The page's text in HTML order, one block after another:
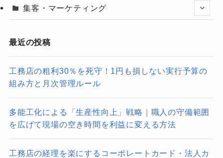
集客・マーケティング
最近の投稿
工務店の粗利30％を死守！1円も損しない実行予算の
組み方と月次管理ルール
多能工化による「生産性向上」戦略｜職人の守備範囲
を広げて現場の空き時間を利益に変える方法
工務店の経理を楽にするコーポレートカード・法人カ